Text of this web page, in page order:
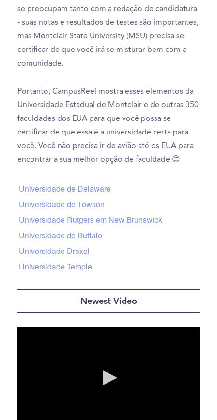
se preocupam tanto com a redação de candidatura
- suas notas e resultados de testes são importantes,
mas Montclair State University (MSU) precisa se
certificar de que você irá se misturar bem com a
comunidade.
Portanto, CampusReel mostra esses elementos da
Universidade Estadual de Montclair e de outras 350
faculdades dos EUA para que você possa se
certificar de que essa é a universidade certa para
você. Você não precisa ir de avião até os EUA para
encontrar a sua melhor opção de faculdade 😊
Universidade de Delaware
Universidade de Towson
Universidade Rutgers em New Brunswick
Universidade de Buffalo
Universidade Drexel
Universidade Temple
Newest Video